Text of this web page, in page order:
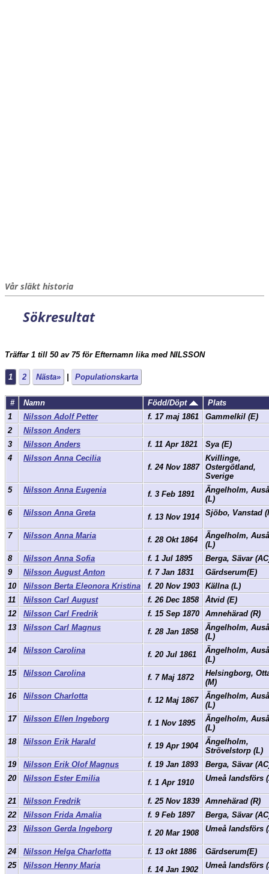
Vår släkt historia
Sökresultat
Träffar 1 till 50 av 75 för Efternamn lika med NILSSON
1 2 Nästa» Populationskarta
# Namn Född/Döpt
Plats
1
Nilsson Adolf Petter f. 17 maj 1861
Gammelkil (E)
2
Nilsson Anders
3
Nilsson Anders f. 11 Apr 1821
Sya (E)
4
Nilsson Anna Cecilia
f. 24 Nov 1887
Kvillinge,
Ostergötland,
Sverige
5
Nilsson Anna Eugenia f. 3 Feb 1891
Ängelholm,
(L)
6
Nilsson Anna Greta f. 13 Nov 1914 Sjöbo, Vanstad
7 Nilsson Anna Maria f. 28 Okt 1864
Ängelholm,
(L)
8
Nilsson Anna Sofia f. 1 Jul 1895
Berga, Sävar
9
Nilsson August Anton f. 7 Jan 1831
Gärdserum(E)
10
Nilsson Berta Eleonora Kristina f. 20 Nov 1903
Källna (L)
11
Nilsson Carl August f. 26 Dec 1858
Åtvid (E)
12
Nilsson Carl Fredrik f. 15 Sep 1870
Amnehärad (R)
13
Nilsson Carl Magnus f. 28 Jan 1858
Ängelholm,
(L)
14
Nilsson Carolina f. 20 Jul 1861
Ängelholm,
(L)
15
Nilsson Carolina f. 7 Maj 1872
Helsingborg,
(M)
16
Nilsson Charlotta f. 12 Maj 1867
Ängelholm,
(L)
17
Nilsson Ellen Ingeborg f. 1 Nov 1895
Ängelholm,
(L)
18
Nilsson Erik Harald f. 19 Apr 1904
Ängelholm,
Strövelstorp (L)
19
Nilsson Erik Olof Magnus f. 19 Jan 1893
Berga, Sävar
20
Nilsson Ester Emilia f. 1 Apr 1910 Umeå landsförs
21 Nilsson Fredrik f. 25 Nov 1839
Amnehärad (R)
22
Nilsson Frida Amalia f. 9 Feb 1897
Berga, Sävar
23
Nilsson Gerda Ingeborg f. 20 Mar 1908 Umeå landsförs
24 Nilsson Helga Charlotta f. 13 okt 1886
Gärdserum(E)
25
Nilsson Henny Maria f. 14 Jan 1902 Umeå landsförs